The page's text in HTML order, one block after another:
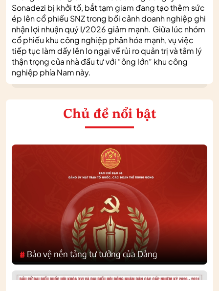
Sonadezi bị khởi tố, bắt tạm giam đang tạo thêm sức
ép lên cổ phiếu SNZ trong bối cảnh doanh nghiệp ghi
nhận lợi nhuận quý I/2026 giảm mạnh. Giữa lúc nhóm
cổ phiếu khu công nghiệp phân hóa mạnh, vụ việc
tiếp tục làm dấy lên lo ngại về rủi ro quản trị và tâm lý
thận trọng của nhà đầu tư với “ông lớn” khu công
nghiệp phía Nam này.
Chủ đề nổi bật
# Bảo vệ nền tảng tư tưởng của Đảng